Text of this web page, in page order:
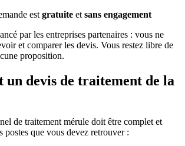
est gratuite et sans engagement
par les entreprises partenaires : vous ne
et comparer les devis. Vous restez libre de
proposition.
un devis de traitement de la
de traitement mérule doit être complet et
postes que vous devez retrouver :